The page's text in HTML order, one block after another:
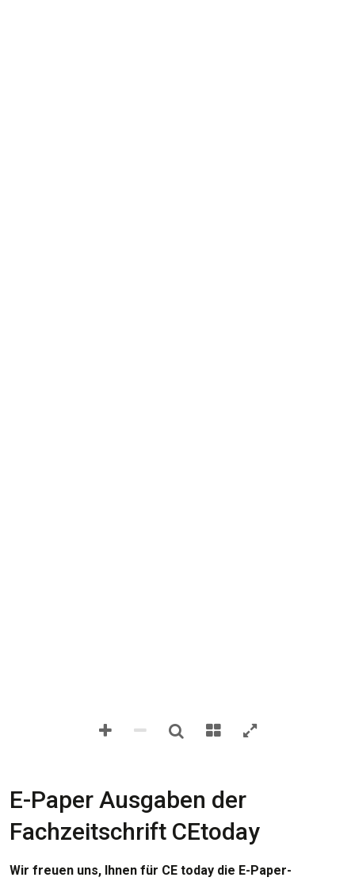
E-Paper Ausgaben der
Fachzeitschrift CEtoday
Wir freuen uns, Ihnen für CE today die E-Paper-